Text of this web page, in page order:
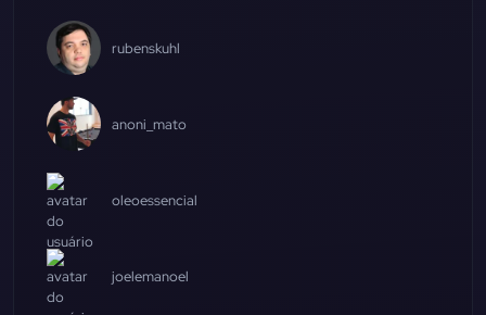
rubenskuhl
anoni_mato
oleoessencial
joelemanoel